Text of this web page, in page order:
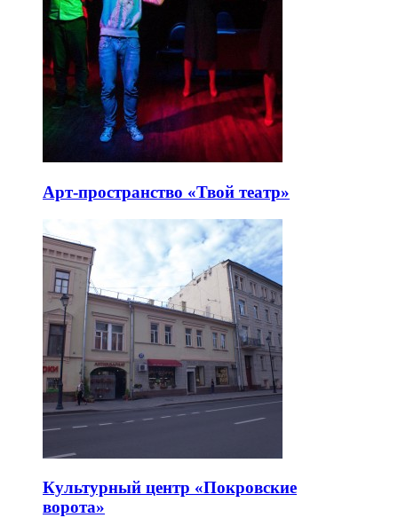
Арт-пространство «Твой театр»
Культурный центр «Покровские
ворота»